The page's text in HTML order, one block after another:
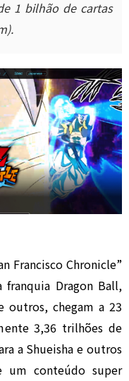
1 bilhão de cartas
Francisco Chronicle”
franquia Dragon Ball,
outros, chegam a 23
3,36 trilhões de
a Shueisha e outros
um conteúdo super